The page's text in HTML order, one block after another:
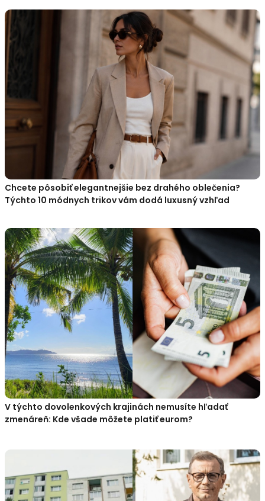
Chcete pôsobiť elegantnejšie bez drahého oblečenia?
Týchto 10 módnych trikov vám dodá luxusný vzhľad
V týchto dovolenkových krajinách nemusíte hľadať
zmenáreň: Kde všade môžete platiť eurom?